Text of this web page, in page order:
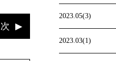
次
2023.05(3)
2023.03(1)